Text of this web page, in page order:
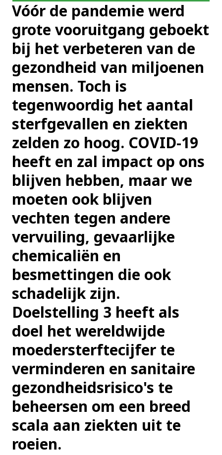
Vóór de pandemie werd
grote vooruitgang geboekt
bij het verbeteren van de
gezondheid van miljoenen
mensen. Toch is
tegenwoordig het aantal
sterfgevallen en ziekten
zelden zo hoog. COVID-19
heeft en zal impact op ons
blijven hebben, maar we
moeten ook blijven
vechten tegen andere
vervuiling, gevaarlijke
chemicaliën en
besmettingen die ook
schadelijk zijn.
Doelstelling 3 heeft als
doel het wereldwijde
moedersterftecijfer te
verminderen en sanitaire
gezondheidsrisico's te
beheersen om een breed
scala aan ziekten uit te
roeien.